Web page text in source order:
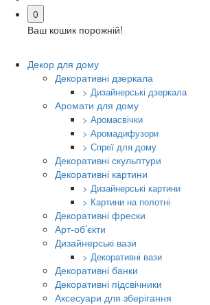
0
Ваш кошик порожній!
Декор для дому
Декоративні дзеркала
> Дизайнерські дзеркала
Аромати для дому
> Аромасвічки
> Аромадифузори
> Спреї для дому
Декоративні скульптури
Декоративні картини
> Дизайнерські картини
> Картини на полотні
Декоративні фрески
Арт-об’єкти
Дизайнерські вази
> Декоративні вази
Декоративні банки
Декоративні підсвічники
Аксесуари для зберігання